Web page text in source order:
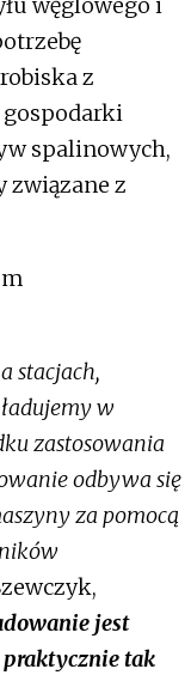
z
gospodarki
spalinowych,
związane z
stacjach,
w
zastosowania
odbywa się
za pomocą
jest
praktycznie tak